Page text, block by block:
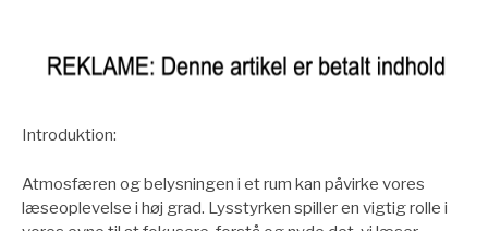
Introduktion:
Atmosfæren og belysningen i et rum kan påvirke vores
læseoplevelse i høj grad. Lysstyrken spiller en vigtig rolle i